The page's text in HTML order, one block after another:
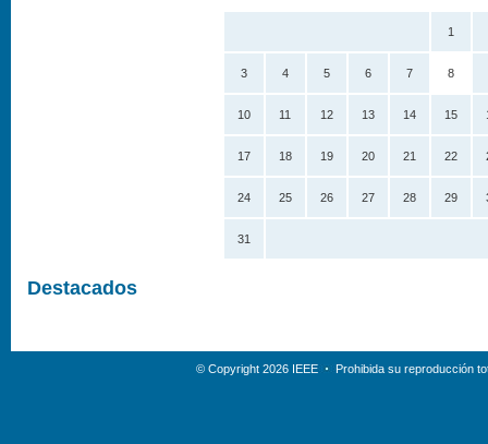
1
3 4 5 6 7 8
10 11 12 13 14 15
17 18 19 20 21 22
24 25 26 27 28 29
31
Destacados
© Copyright 2026 IEEE Prohibida su reproducción